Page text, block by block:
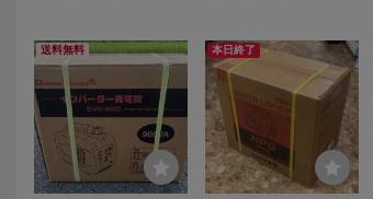
HAと同等）1600ジャン
ク
送料無料
ドア 低騒音型 MEIHO
本日終了